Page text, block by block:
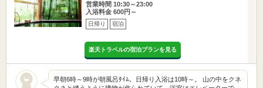
営業時間 10:30～23:00
入浴料金 600円～
日帰り 宿泊
楽天トラベルの宿泊プランを見る
早朝6時～9時が朝風呂ﾀｲﾑ、日帰り入浴は10時～。 山の中をクネ